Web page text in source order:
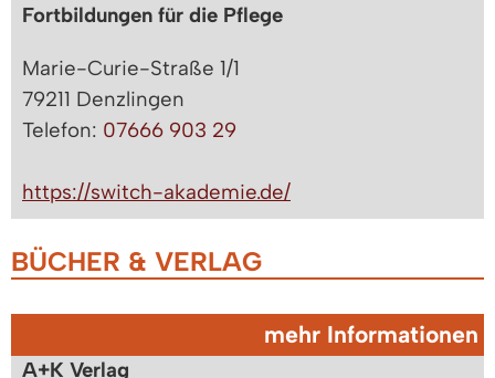
Fortbildungen für die Pflege
Marie-Curie-Straße 1/1
79211 Denzlingen
Telefon: 07666 903 29
https://switch-akademie.de/
BÜCHER & VERLAG
mehr Informationen
A+K Verlag